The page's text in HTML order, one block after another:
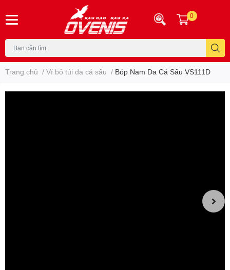
0
Trang chủ / Ví bỏ túi da cá sấu / Bóp Nam Da Cá Sấu VS111D